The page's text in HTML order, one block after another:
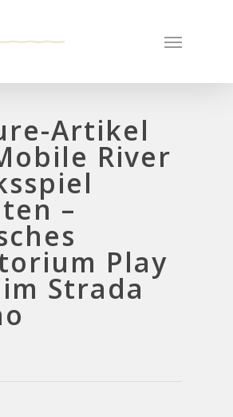
Artikel
River
–
Play
Strada